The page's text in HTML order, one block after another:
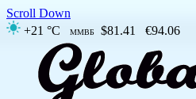
Scroll Down
+21 °C
ММВБ $81.41 €94.06